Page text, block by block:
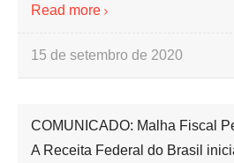
Read more
15 de setembro de 2020
COMUNICADO: Malha Fiscal
A Receita Federal do Brasil